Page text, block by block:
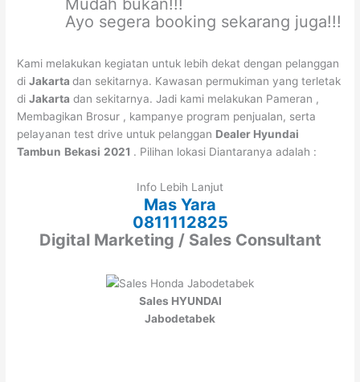
Mudah bukan!!!
Ayo segera booking sekarang juga!!!
Kami melakukan kegiatan untuk lebih dekat dengan pelanggan
diJakartadan sekitarnya. Kawasan permukiman yang terletak
diJakarta dan sekitarnya. Jadi kami melakukan Pameran ,
Membagikan Brosur , kampanye program penjualan, serta
pelayanan test drive untuk pelanggan Dealer Hyundai
Tambun Bekasi 2021 . Pilihan lokasi Diantaranya adalah :
Info Lebih Lanjut
Mas Yara
0811112825
Digital Marketing / Sales Consultant
Sales HYUNDAI
Jabodetabek